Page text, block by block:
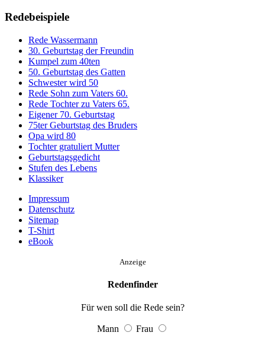
Redebeispiele
Rede Wassermann
30. Geburtstag der Freundin
Kumpel zum 40ten
50. Geburtstag des Gatten
Schwester wird 50
Rede Sohn zum Vaters 60.
Rede Tochter zu Vaters 65.
Eigener 70. Geburtstag
75ter Geburtstag des Bruders
Opa wird 80
Tochter gratuliert Mutter
Geburtstagsgedicht
Stufen des Lebens
Klassiker
Impressum
Datenschutz
Sitemap
T-Shirt
eBook
Anzeige
Redenfinder
Für wen soll die Rede sein?
Mann Frau